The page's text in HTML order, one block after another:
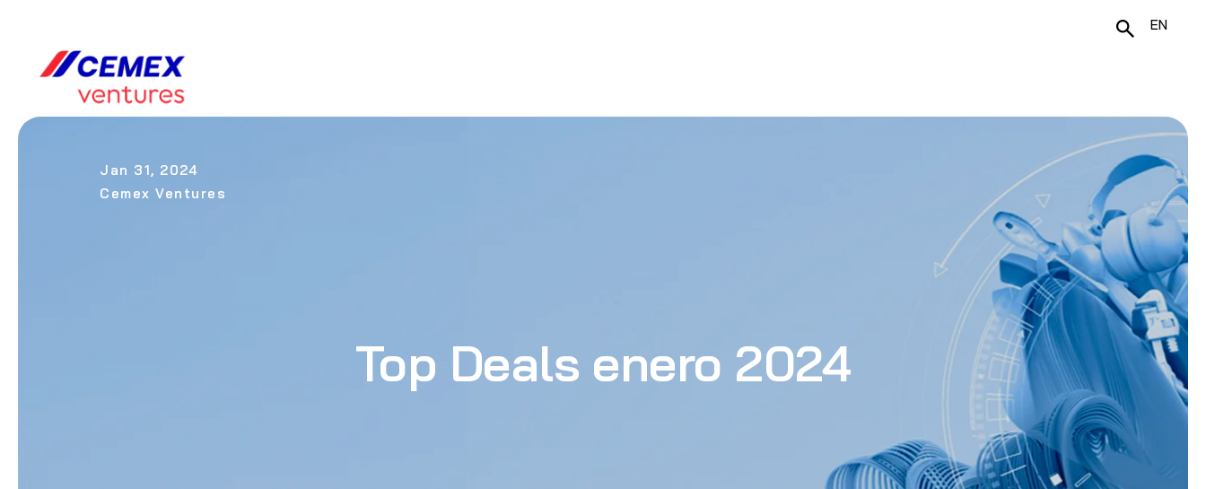
EN
Jan 31, 2024
Cemex Ventures
Top Deals enero 2024